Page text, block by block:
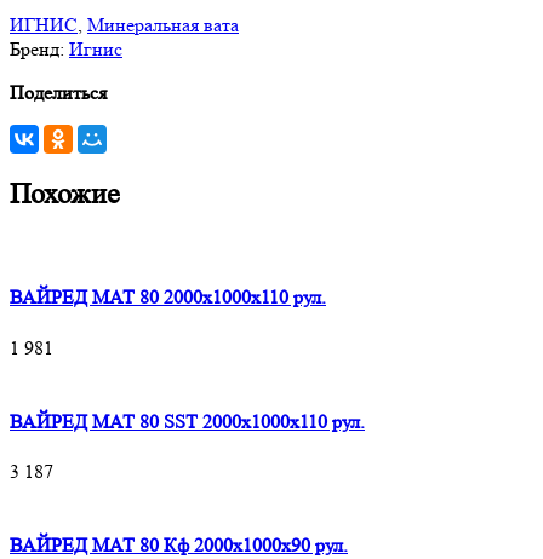
ИГНИС, Минеральная вата
Бренд: Игнис
Поделиться
Похожие
ВАЙРЕД МАТ 80 2000x1000x110 рул.
1 981
ВАЙРЕД МАТ 80 SST 2000x1000x110 рул.
3 187
ВАЙРЕД МАТ 80 Кф 2000x1000x90 рул.